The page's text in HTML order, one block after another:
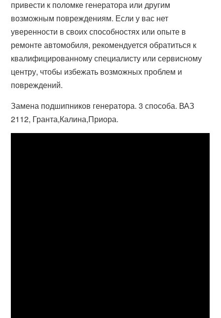
привести к поломке генератора или другим
возможным повреждениям. Если у вас нет
уверенности в своих способностях или опыте в
ремонте автомобиля, рекомендуется обратиться к
квалифицированному специалисту или сервисному
центру, чтобы избежать возможных проблем и
повреждений.
Замена подшипников генератора. 3 способа. ВАЗ
2112, Гранта,Калина,Приора.